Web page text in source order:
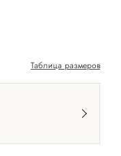
Таблица размеров